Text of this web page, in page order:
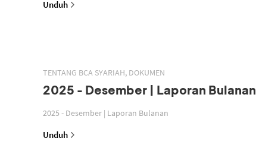
Unduh
TENTANG BCA SYARIAH, DOKUMEN
2025 - Desember | Laporan Bulanan
2025 - Desember | Laporan Bulanan
Unduh